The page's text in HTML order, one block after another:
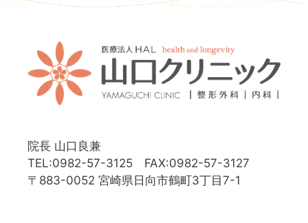
院長 山口良兼
TEL:0982-57-3125 FAX:0982-57-3127
〒883-0052 宮崎県日向市鶴町3丁目7-1